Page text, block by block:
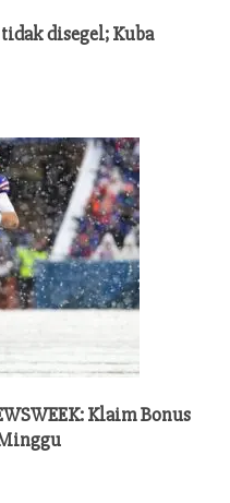
disegel; Kuba
Klaim Bonus